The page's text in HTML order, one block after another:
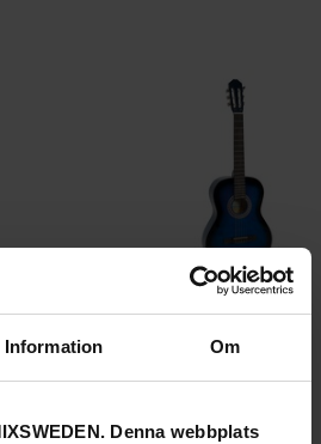
Information Om
Denna webbplats
DIMAVERY AC-303 FYNDHÖRNAN KLASSISK GITARR, VIT